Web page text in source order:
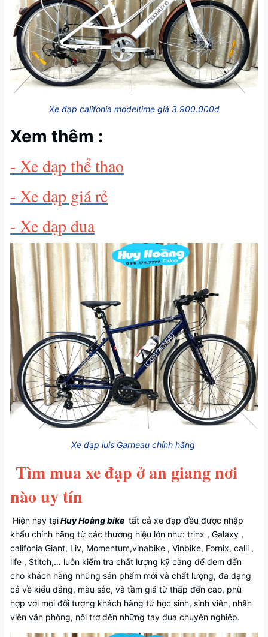
Xe đạp califonia modeltime giá 3.900.000đ
Xem thêm :
- Xe đạp thể thao
- Xe đạp giá rẻ
- Xe đạp đua
Xe đạp luis Garneau chính hãng
Tìm mua xe đạp ở an giang nơi
nào uy tín
Hiện nay tạiHuy Hoàng bike tất cả xe đạp đều được nhập
khẩu chính hãng từ các thương hiệu lớn như: trinx , Galaxy ,
califonia Giant, Liv, Momentum,vinabike , Vinbike, Fornix, calli ,
life , Stitch,… luôn kiểm tra chất lượng kỹ càng để đem đến
cho khách hàng những sản phẩm mới và chất lượng, đa dạng
cả về kiểu dáng, màu sắc, và tầm giá từ thấp đến cao, phù
hợp với mọi đối tượng khách hàng từ học sinh, sinh viên, nhân
viên văn phòng, nội trợ đến những tay đua chuyên nghiệp.